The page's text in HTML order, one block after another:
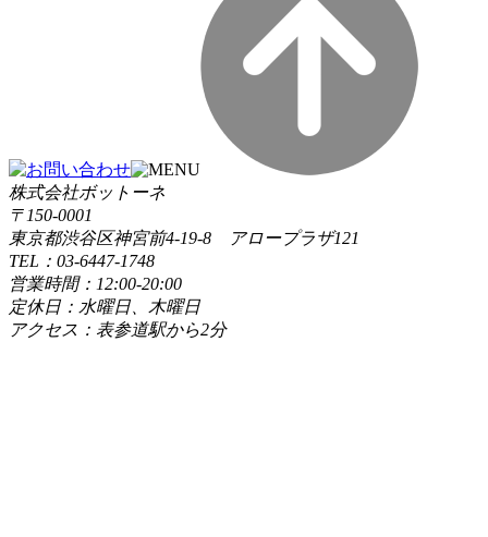
株式会社ボットーネ
〒150-0001
東京都渋谷区神宮前4-19-8 アロープラザ121
TEL：03-6447-1748
営業時間：12:00-20:00
定休日：水曜日、木曜日
アクセス：表参道駅から2分